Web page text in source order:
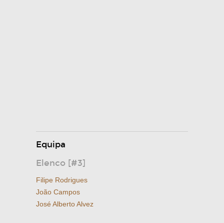
Equipa
Elenco [#3]
Filipe Rodrigues
João Campos
José Alberto Alvez